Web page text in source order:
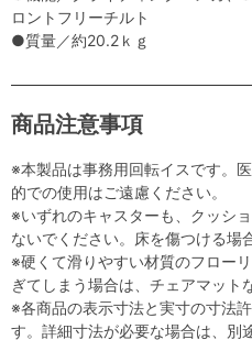
ロントフリーチルト
●質量／約20.2ｋｇ
商品注意事項
※本製品は事務用回転イスです。
的での使用はご遠慮ください。
※いずれのキャスターも、クッシ
ないでください。床を傷つける場
※硬くて滑りやすい材質のフロー
ぎてしまう場合は、チェアマット
※各商品の表示寸法と実寸の寸法
す。詳細寸法が必要な場合は、別